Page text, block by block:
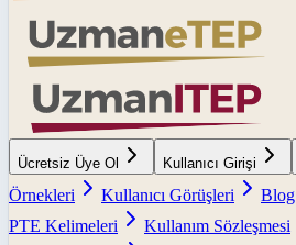
Ücretsiz Üye Ol Kullanıcı Girişi
Örnekleri
Kullanıcı Görüşleri Blog
PTE Kelimeleri
Kullanım Sözleşmesi